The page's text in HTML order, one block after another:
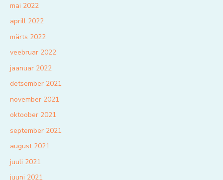
mai 2022
aprill 2022
märts 2022
veebruar 2022
jaanuar 2022
detsember 2021
november 2021
oktoober 2021
september 2021
august 2021
juuli 2021
juuni 2021